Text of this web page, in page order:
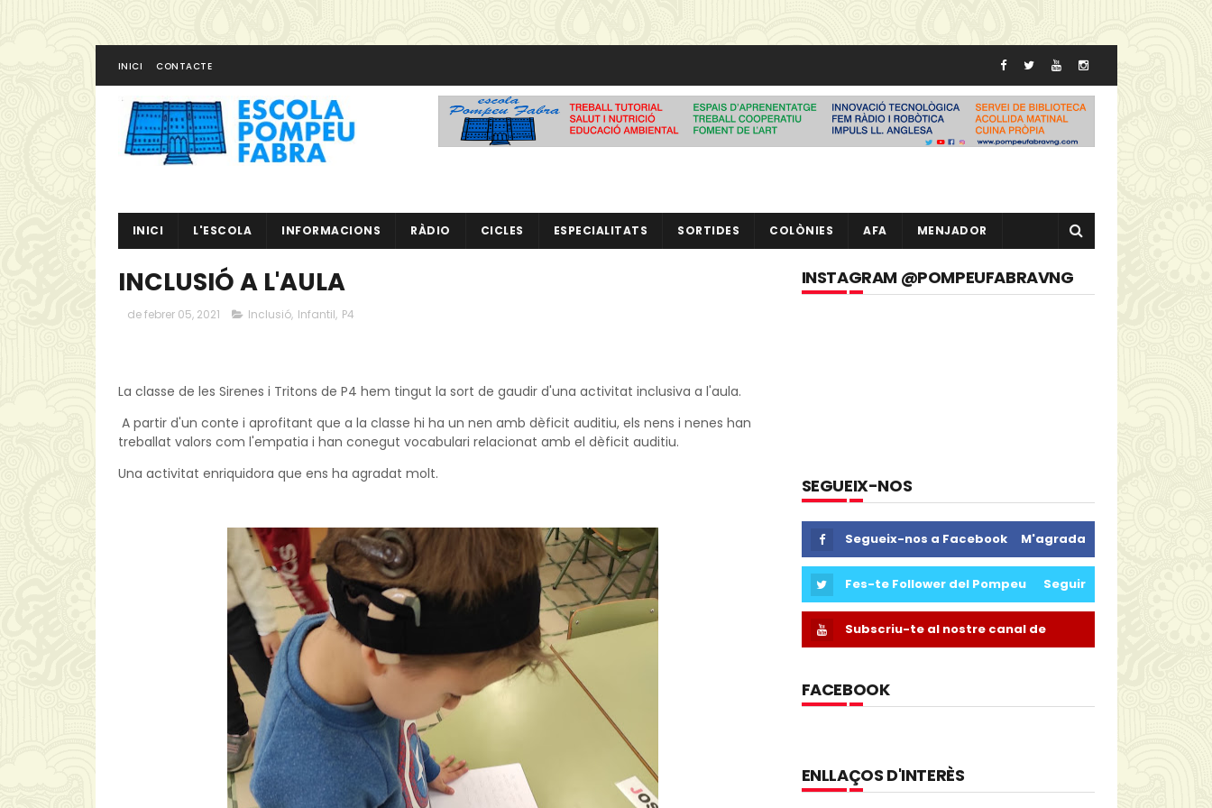
INICI CONTACTE
INICI L'ESCOLA INFORMACIONS RÀDIO CICLES ESPECIALITATS SORTIDES COLÒNIES AFA MENJADOR
INCLUSIÓ A L'AULA
de febrer 05, 2021 Inclusió, Infantil, P4
La classe de les Sirenes i Tritons de P4 hem tingut la sort de gaudir d'una activitat inclusiva a l'aula.
A partir d'un conte i aprofitant que a la classe hi ha un nen amb dèficit auditiu, els nens i nenes han
treballat valors com l'empatia i han conegut vocabulari relacionat amb el dèficit auditiu.
Una activitat enriquidora que ens ha agradat molt.
INSTAGRAM @POMPEUFABRAVNG
SEGUEIX-NOS
Segueix-nos a Facebook M'agrada
Fes-te Follower del Pompeu Seguir
Subscriu-te al nostre canal de
FACEBOOK
ENLLAÇOS D'INTERÈS